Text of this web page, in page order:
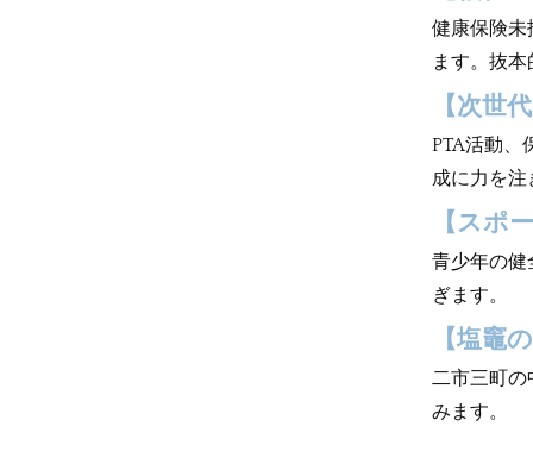
健康保険未
ます。抜
【次世
PTA活動、
成に力を注
【スポ
青少年の健
ぎます。
【塩竈
二市三町
みます。